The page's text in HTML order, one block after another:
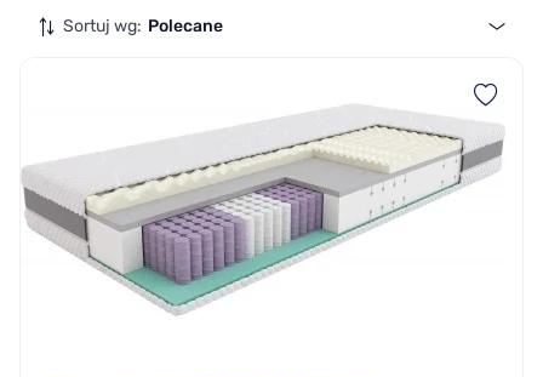
Sortuj wg: Polecane